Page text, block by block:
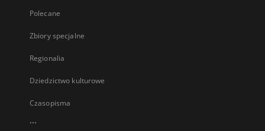
Polecane
Zbiory specjalne
Regionalia
Dziedzictwo kulturowe
Czasopisma
...